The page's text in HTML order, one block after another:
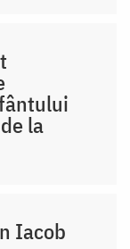
la
Iacob